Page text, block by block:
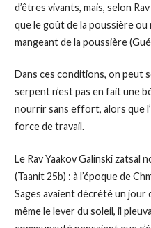
d’êtres vivants, mais, selon
que le goût de la poussière ou
mangeant de la poussière
Dans ces conditions, on peut
serpent n’est pas en fait une
nourrir sans effort, alors que
force de travail.
Le Rav Yaakov Galinski zatsal
(Taanit 25b) : à l’époque de
Sages avaient décrété un jour
même le lever du soleil, il